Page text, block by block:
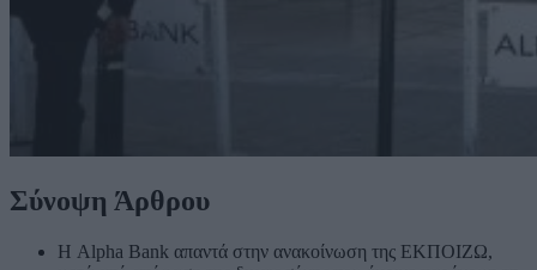
Σύνοψη Άρθρου
Η Alpha Bank απαντά στην ανακοίνωση της ΕΚΠΟΙΖΩ,